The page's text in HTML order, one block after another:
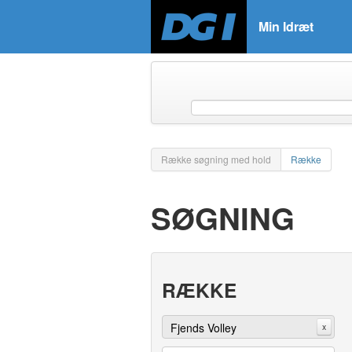
Min Idræt
Række søgning med hold Række
SØGNING
RÆKKE
Fjends Volley x